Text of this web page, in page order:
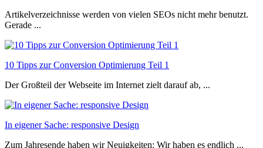
Artikelverzeichnisse werden von vielen SEOs nicht mehr benutzt.
Gerade ...
10 Tipps zur Conversion Optimierung Teil 1
Der Großteil der Webseite im Internet zielt darauf ab, ...
In eigener Sache: responsive Design
Zum Jahresende haben wir Neuigkeiten: Wir haben es endlich ...